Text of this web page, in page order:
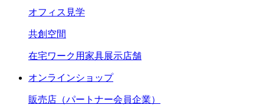
オフィス見学
共創空間
在宅ワーク用家具展示店舗
オンラインショップ
販売店（パートナー会員企業）